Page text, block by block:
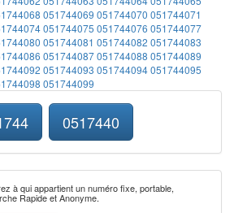
051744069 051744070 051744071
051744075 051744076 051744077
051744081 051744082 051744083
051744087051744088 051744089
051744093 051744094051744095
051744099
0517440
à qui appartient un numéro fixe, portable,
Rapide et Anonyme.